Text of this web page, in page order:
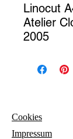
Linocut
Atelier
2005
Cookies
Impressum